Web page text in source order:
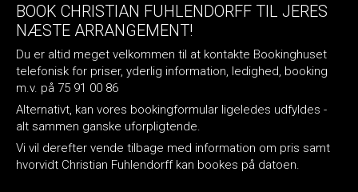
BOOK CHRISTIAN FUHLENDORFF TIL JERES
NÆSTE ARRANGEMENT!
Du er altid meget velkommen til at kontakte Bookinghuset
telefonisk for priser, yderlig information, ledighed, booking
m.v. på 75 91 00 86
Alternativt, kan vores bookingformular ligeledes udfyldes -
alt sammen ganske uforpligtende.
Vi vil derefter vende tilbage med information om pris samt
hvorvidt Christian Fuhlendorff kan bookes på datoen.